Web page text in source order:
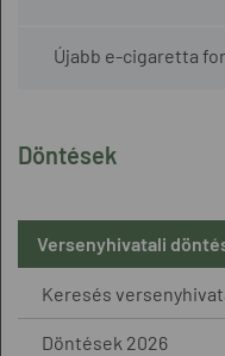
Döntések
Versenyhivatali
Keresés
Döntések 2026
Újabb e-cigaretta